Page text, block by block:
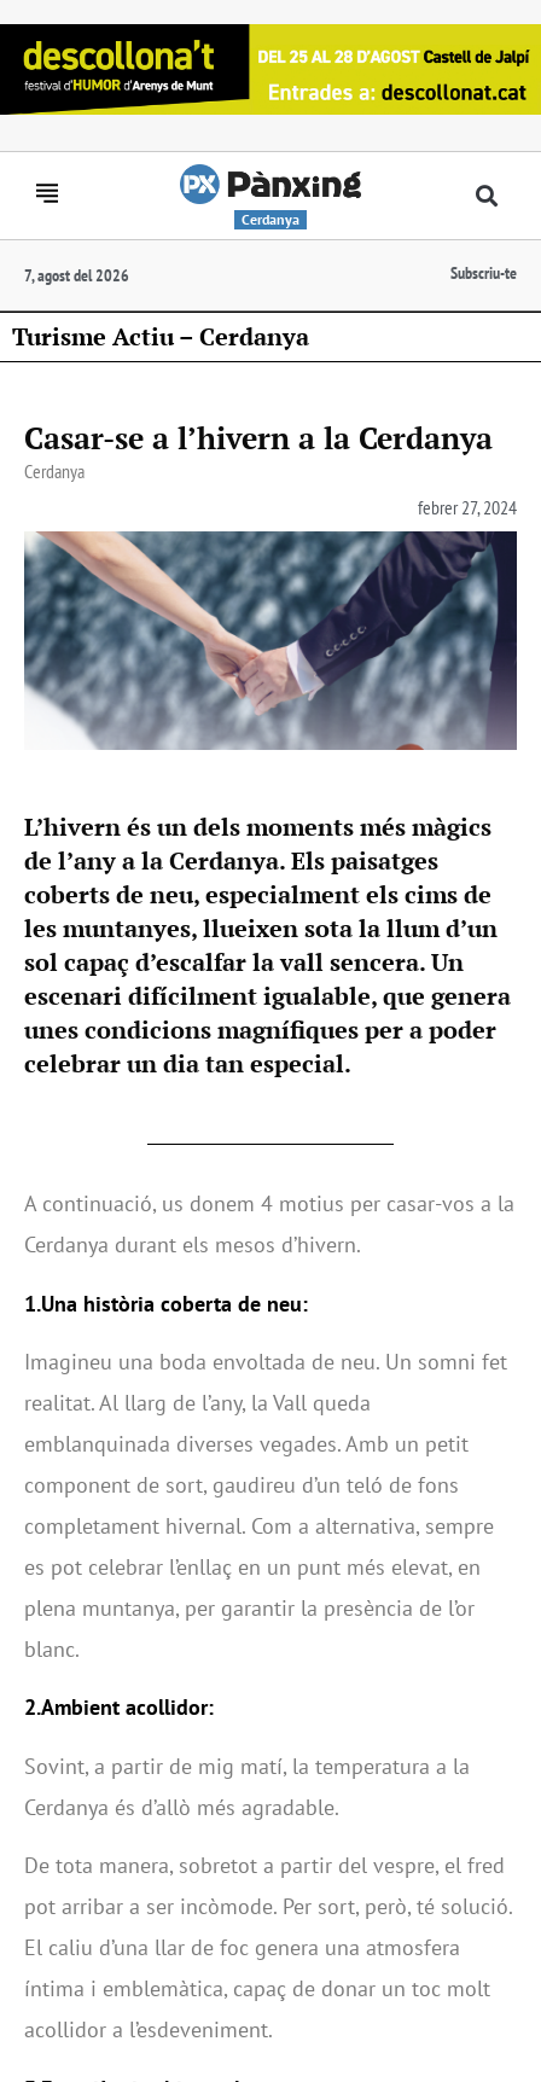
Cerdanya
7, agost del 2026 Subscriu-te
Turisme Actiu – Cerdanya
Casar-se a l’hivern a la Cerdanya
Cerdanya
febrer 27, 2024
L’hivern és un dels moments més màgics
de l’any a la Cerdanya. Els paisatges
coberts de neu, especialment els cims de
les muntanyes, llueixen sota la llum d’un
sol capaç d’escalfar la vall sencera. Un
escenari difícilment igualable, que genera
unes condicions magnífiques per a poder
celebrar un dia tan especial.
A continuació, us donem 4 motius per casar-vos a la
Cerdanya durant els mesos d’hivern.
1.Una història coberta de neu:
Imagineu una boda envoltada de neu. Un somni fet
realitat. Al llarg de l’any, la Vall queda
emblanquinada diverses vegades. Amb un petit
component de sort, gaudireu d’un teló de fons
completament hivernal. Com a alternativa, sempre
es pot celebrar l’enllaç en un punt més elevat, en
plena muntanya, per garantir la presència de l’or
blanc.
2.Ambient acollidor:
Sovint, a partir de mig matí, la temperatura a la
Cerdanya és d’allò més agradable.
De tota manera, sobretot a partir del vespre, el fred
pot arribar a ser incòmode. Per sort, però, té solució.
El caliu d’una llar de foc genera una atmosfera
íntima i emblemàtica, capaç de donar un toc molt
acollidor a l’esdeveniment.